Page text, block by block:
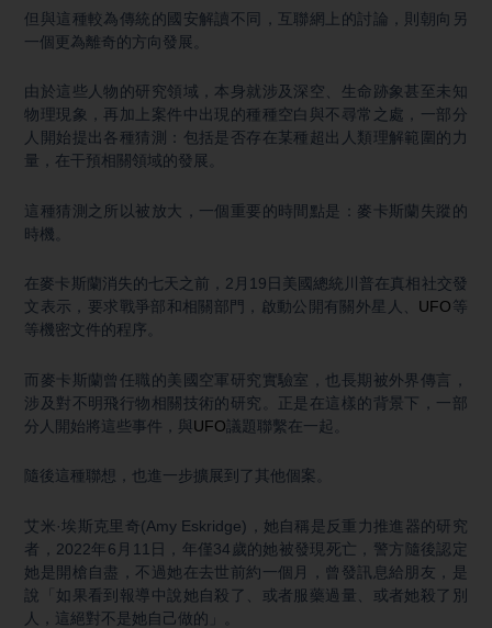
但與這種較為傳統的國安解讀不同，互聯網上的討論，則朝向另
一個更為離奇的方向發展。
由於這些人物的研究領域，本身就涉及深空、生命跡象甚至未知
物理現象，再加上案件中出現的種種空白與不尋常之處，一部分
人開始提出各種猜測：包括是否存在某種超出人類理解範圍的力
量，在干預相關領域的發展。
這種猜測之所以被放大，一個重要的時間點是：麥卡斯蘭失蹤的
時機。
在麥卡斯蘭消失的七天之前，2月19日美國總統川普在真相社交發
文表示，要求戰爭部和相關部門，啟動公開有關外星人、 UFO等
等機密文件的程序。
而麥卡斯蘭曾任職的美國空軍研究實驗室，也長期被外界傳言，
涉及對不明飛行物相關技術的研究。正是在這樣的背景下，一部
分人開始將這些事件，與UFO議題聯繫在一起。
隨後這種聯想，也進一步擴展到了其他個案。
艾米·埃斯克里奇(Amy Eskridge)，她自稱是反重力推進器的研究
者，2022年6月11日，年僅34歲的她被發現死亡，警方隨後認定
她是開槍自盡，不過她在去世前約一個月，曾發訊息給朋友，是
說「如果看到報導中說她自殺了、或者服藥過量、或者她殺了別
人，這絕對不是她自己做的」。